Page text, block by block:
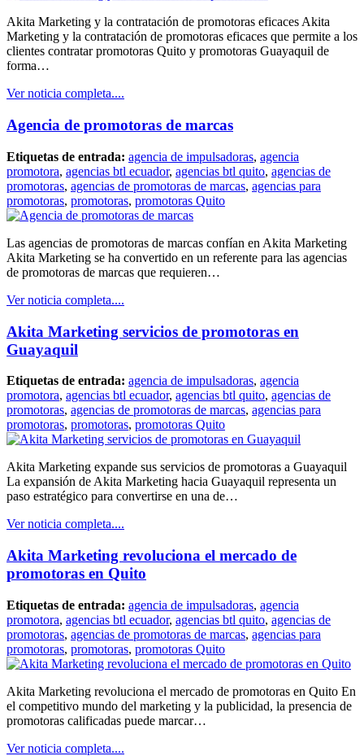
Akita Marketing y la contratación de promotoras eficaces Akita
Marketing y la contratación de promotoras eficaces que permite a los
clientes contratar promotoras Quito y promotoras Guayaquil de
forma…
Ver noticia completa....
Agencia de promotoras de marcas
Etiquetas de entrada: agencia de impulsadoras, agencia
promotora, agencias btl ecuador, agencias btl quito, agencias de
promotoras, agencias de promotoras de marcas, agencias para
promotoras, promotoras, promotoras Quito
Las agencias de promotoras de marcas confían en Akita Marketing
Akita Marketing se ha convertido en un referente para las agencias
de promotoras de marcas que requieren…
Ver noticia completa....
Akita Marketing servicios de promotoras en
Guayaquil
Etiquetas de entrada: agencia de impulsadoras, agencia
promotora, agencias btl ecuador, agencias btl quito, agencias de
promotoras, agencias de promotoras de marcas, agencias para
promotoras, promotoras, promotoras Quito
Akita Marketing expande sus servicios de promotoras a Guayaquil
La expansión de Akita Marketing hacia Guayaquil representa un
paso estratégico para convertirse en una de…
Ver noticia completa....
Akita Marketing revoluciona el mercado de
promotoras en Quito
Etiquetas de entrada: agencia de impulsadoras, agencia
promotora, agencias btl ecuador, agencias btl quito, agencias de
promotoras, agencias de promotoras de marcas, agencias para
promotoras, promotoras, promotoras Quito
Akita Marketing revoluciona el mercado de promotoras en Quito En
el competitivo mundo del marketing y la publicidad, la presencia de
promotoras calificadas puede marcar…
Ver noticia completa....